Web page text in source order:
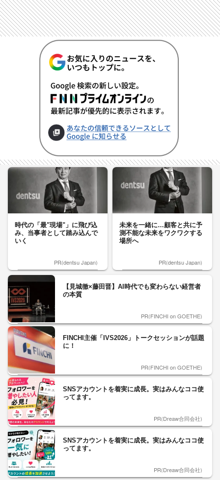
時代の「最"現場"」に飛び込
み、当事者として踏み込んで
いく
PR(dentsu Japan)
未来を一緒に…顧客と共に予
測不能な未来をワクワクする
場所へ
PR(dentsu Japan)
【見城徹×藤田晋】AI時代でも変わらない経営者
の本質
PR(FINCHI on GOETHE)
FINCHI主催「IVS2026」トークセッションが話題
に！
PR(FINCHI on GOETHE)
SNSアカウントを着実に成長。実はみんなココ使
ってます。
PR(Dreaw合同会社)
SNSアカウントを着実に成長。実はみんなココ使
ってます。
PR(Dreaw合同会社)